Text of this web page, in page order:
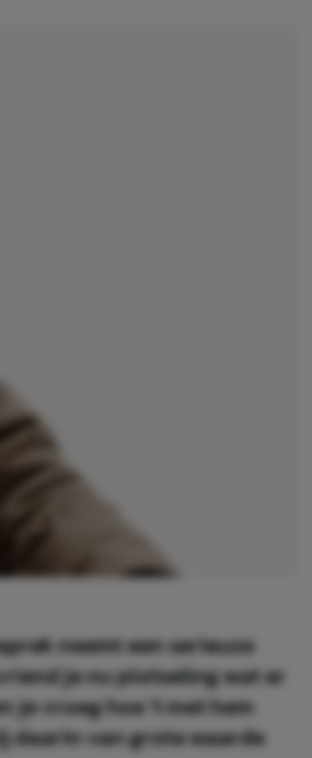
neemt een serieuze
je nu plotseling wat er
je vroeg hoe 't met hem
daarin van grote waarde